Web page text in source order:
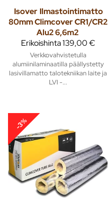
Isover Ilmastointimatto
80mm Climcover CR1/CR2
Alu2 6,6m2
Erikoishinta139,00 €
Verkkovahvistetulla
alumiinilaminaatilla päällystetty
lasivillamatto talotekniikan laite ja
LVI -...
-3%